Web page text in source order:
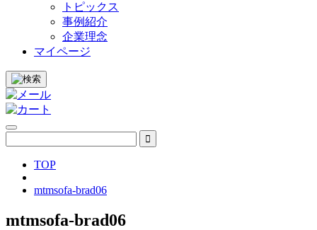
トピックス
事例紹介
企業理念
マイページ
TOP
mtmsofa-brad06
mtmsofa-brad06